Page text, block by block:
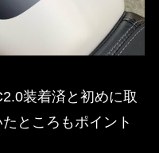
装着済と初めに取
ところもポイント